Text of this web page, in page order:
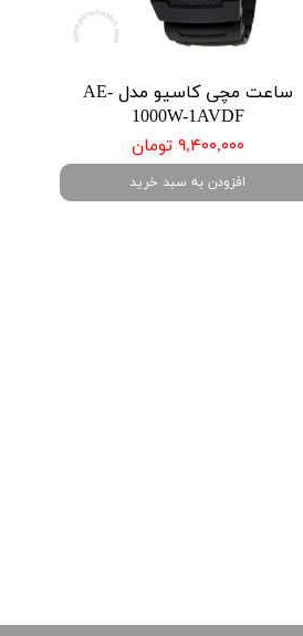
ساعت مچی کاسیو مدل AE-
1000W-1AVDF
۹,۴۰۰,۰۰۰ تومان
افزودن به سبد خرید